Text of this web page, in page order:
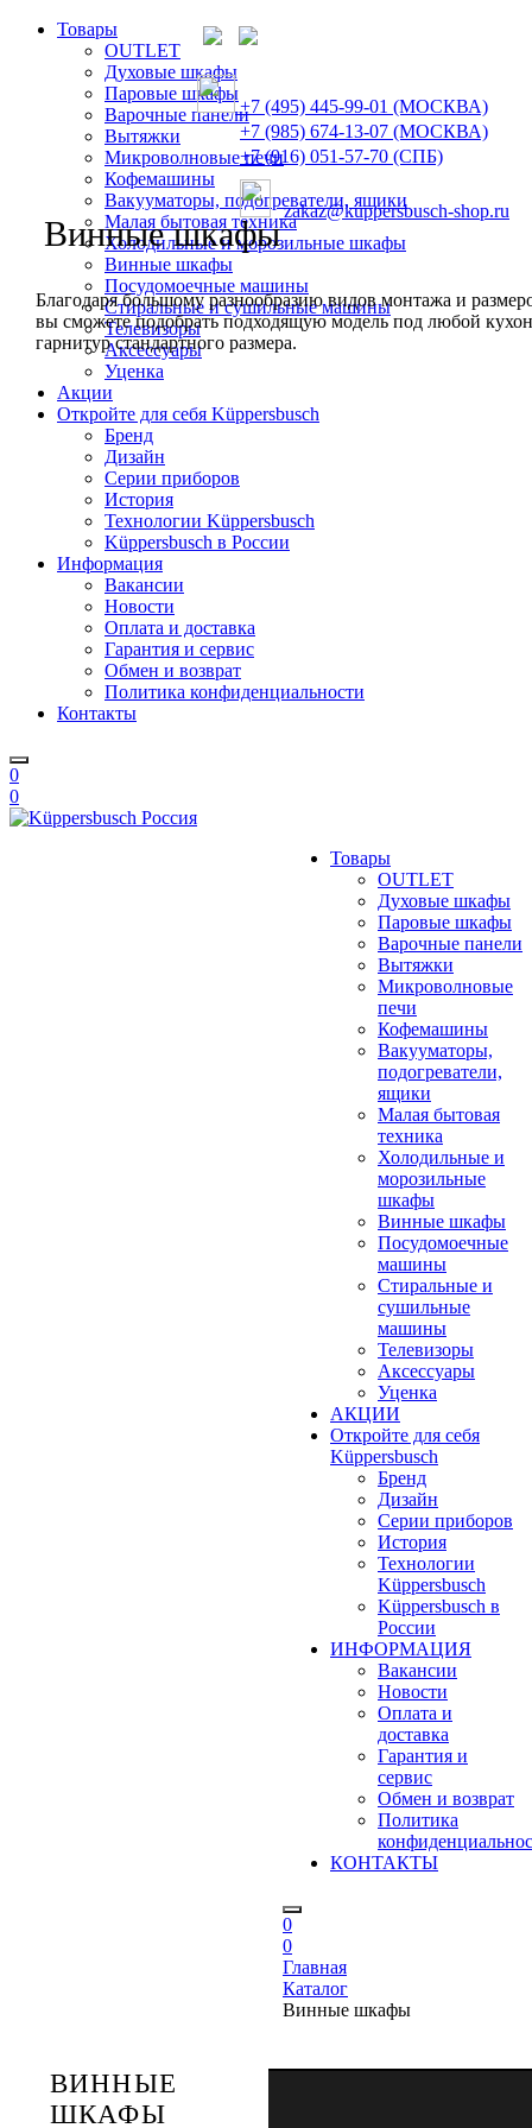
Товары
OUTLET
Духовые шкафы
Паровые шкафы
Варочные панели
Вытяжки
Микроволновые печи
Кофемашины
Вакууматоры, подогреватели, ящики
Малая бытовая техника
Холодильные и морозильные шкафы
Винные шкафы
Посудомоечные машины
Стиральные и сушильные машины
Телевизоры
Аксессуары
Уценка
Акции
Откройте для себя Küppersbusch
Бренд
Дизайн
Серии приборов
История
Технологии Küppersbusch
Küppersbusch в России
Информация
Вакансии
Новости
Оплата и доставка
Гарантия и сервис
Обмен и возврат
Политика конфиденциальности
Контакты
0
0
Товары
OUTLET
Духовые шкафы
Паровые шкафы
Варочные панели
Вытяжки
Микроволновые
печи
Кофемашины
Вакууматоры,
подогреватели,
ящики
Малая бытовая
техника
Холодильные и
морозильные
шкафы
Винные шкафы
Посудомоечные
машины
Стиральные и
сушильные
машины
Телевизоры
Аксессуары
Уценка
АКЦИИ
Откройте для себя
Küppersbusch
Бренд
Дизайн
Серии приборов
История
Технологии
Küppersbusch
Küppersbusch в
России
ИНФОРМАЦИЯ
Вакансии
Новости
Оплата и
доставка
Гарантия и
сервис
Обмен и возврат
Политика
КОНТАКТЫ
0
0
Главная
Каталог
Винные шкафы
Винные шкафы
Благодаря большому разнообразию видов монтажа и
вы сможете подобрать подходящую модель под любой
гарнитур стандартного размера.
ВИННЫЕ
ШКАФЫ
+7 (495) 445-99-01 (МОСКВА)
+7 (985) 674-13-07 (МОСКВА)
+7 (916) 051-57-70 (СПБ)
zakaz@kuppersbusch-shop.ru